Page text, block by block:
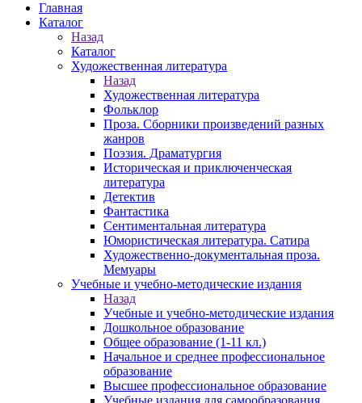
Главная
Каталог
Назад
Каталог
Художественная литература
Назад
Художественная литература
Фольклор
Проза. Сборники произведений разных
жанров
Поэзия. Драматургия
Историческая и приключенческая
литература
Детектив
Фантастика
Сентиментальная литература
Юмористическая литература. Сатира
Художественно-документальная проза.
Мемуары
Учебные и учебно-методические издания
Назад
Учебные и учебно-методические издания
Дошкольное образование
Общее образование (1-11 кл.)
Начальное и среднее профессиональное
образование
Высшее профессиональное образование
Учебные издания для самообразования